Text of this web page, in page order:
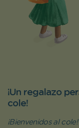
¡Un regalazo
cole!
¡Bienvenidos al cole!